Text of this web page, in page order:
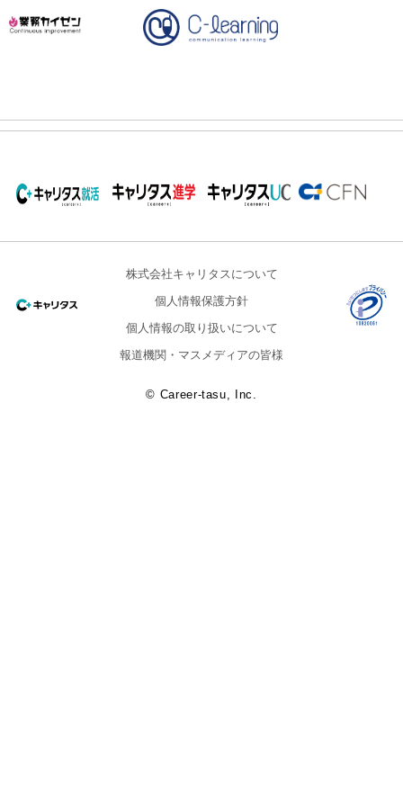
株式会社キャリタスについて
個人情報保護方針
個人情報の取り扱いについて
報道機関・マスメディアの皆様
© Career-tasu, Inc.